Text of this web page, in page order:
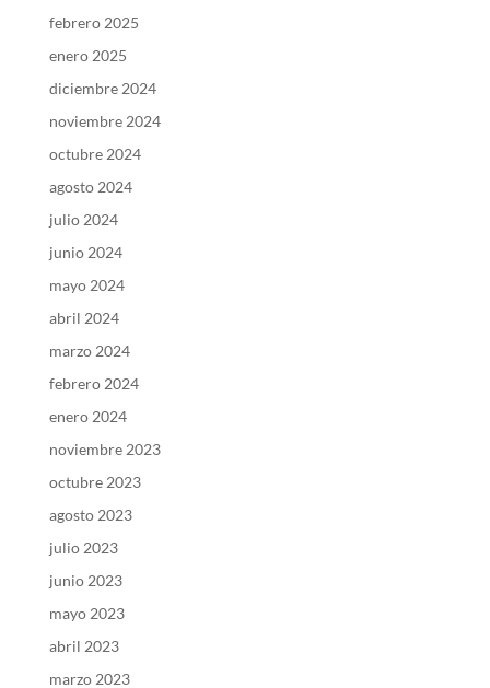
febrero 2025
enero 2025
diciembre 2024
noviembre 2024
octubre 2024
agosto 2024
julio 2024
junio 2024
mayo 2024
abril 2024
marzo 2024
febrero 2024
enero 2024
noviembre 2023
octubre 2023
agosto 2023
julio 2023
junio 2023
mayo 2023
abril 2023
marzo 2023